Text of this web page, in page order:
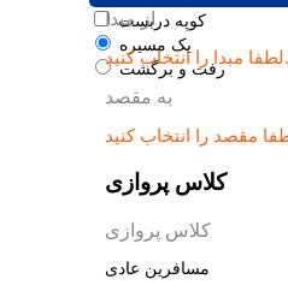
کوپه دربست
یک مسیره
رفت و برگشت
از مبدا
لطفا مبدا را انتخاب کنید.
به مقصد
کلاس پروازی
کلاس پروازی
مسافرین عادی